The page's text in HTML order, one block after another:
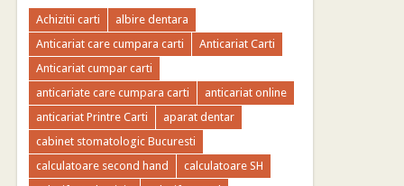
Achizitii carti
albire dentara
Anticariat care cumpara carti
Anticariat Carti
Anticariat cumpar carti
anticariate care cumpara carti
anticariat online
anticariat Printre Carti
aparat dentar
cabinet stomatologic Bucuresti
calculatoare second hand
calculatoare SH